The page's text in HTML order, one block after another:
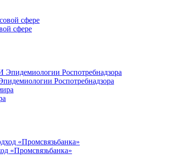
сфере
Роспотребнадзора
«Промсвязьбанка»